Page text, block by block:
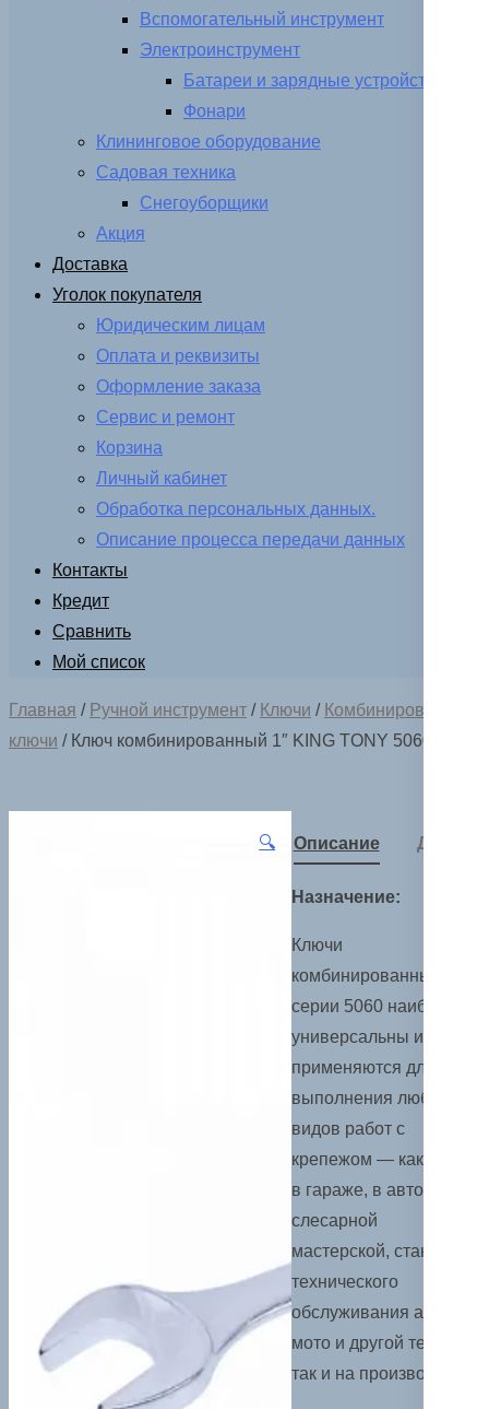
Вспомогательный инструмент
Электроинструмент
Батареи и зарядные устройства
Фонари
Клининговое оборудование
Садовая техника
Снегоуборщики
Акция
Доставка
Уголок покупателя
Юридическим лицам
Оплата и реквизиты
Оформление заказа
Сервис и ремонт
Корзина
Личный кабинет
Обработка персональных данных.
Описание процесса передачи данных
Контакты
Кредит
Сравнить
Мой список
Главная / Ручной инструмент / Ключи / Комбинированные
ключи / Ключ комбинированный 1″ KING TONY 5060-32
🔍 Описание Детали
Назначение:
Ключи
комбинированные
серии 5060 наиболее
универсальны и
применяются для
выполнения любых
видов работ с
крепежом — как дома,
в гараже, в авто-
слесарной
мастерской, станции
технического
обслуживания авто,
мото и другой техники,
так и на производстве.